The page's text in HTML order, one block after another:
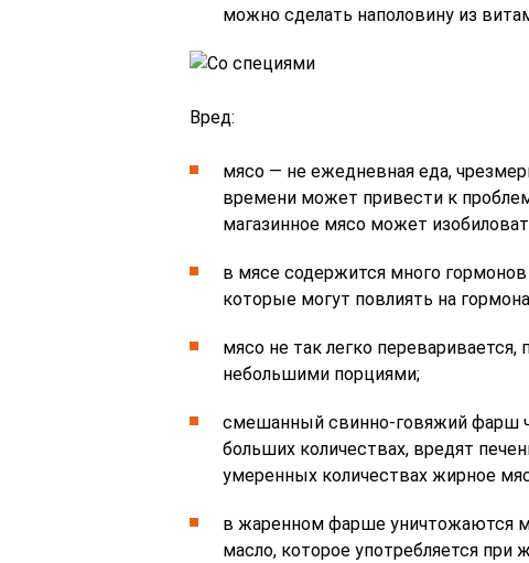
можно сделать наполовину из
Вред:
мясо — не ежедневная еда,
времени может привести к
магазинное мясо может
в мясе содержится много
которые могут повлиять на
мясо не так легко переваривается,
небольшими порциями;
смешанный свинно-говяжий фарш
больших количествах, вредят
умеренных количествах жирное
в жаренном фарше уничтожаются
масло, которое употребляется при